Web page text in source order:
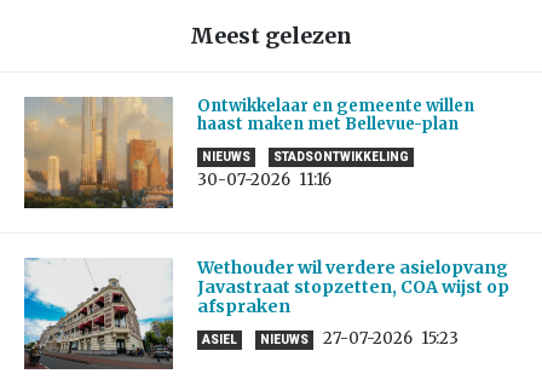
Meest gelezen
Ontwikkelaar en gemeente willen
haast maken met Bellevue-plan
NIEUWS STADSONTWIKKELING
30-07-2026 11:16
Wethouder wil verdere asielopvang
Javastraat stopzetten, COA wijst op
afspraken
ASIEL NIEUWS 27-07-2026 15:23